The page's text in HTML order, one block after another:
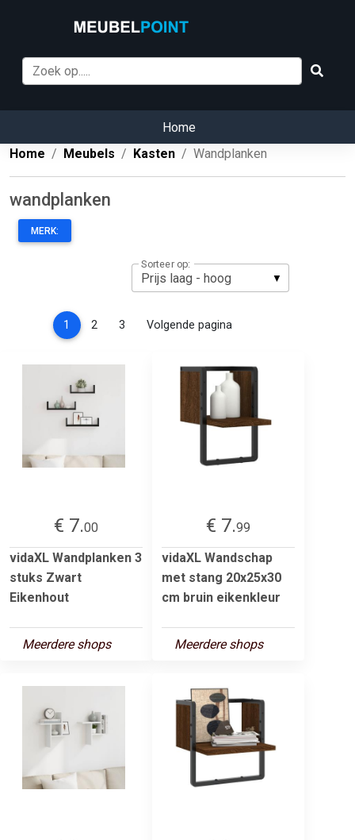
Home
Home
Meubels Kasten Wandplanken
wandplanken
MERK:
Sorteer op:
1 (current)
2 3 Volgende pagina
€ 7.00
vidaXL Wandplanken 3
stuks Zwart
Eikenhout
Meerdere shops
€ 7.99
vidaXL Wandschap
met stang 20x25x30
cm bruin eikenkleur
Meerdere shops